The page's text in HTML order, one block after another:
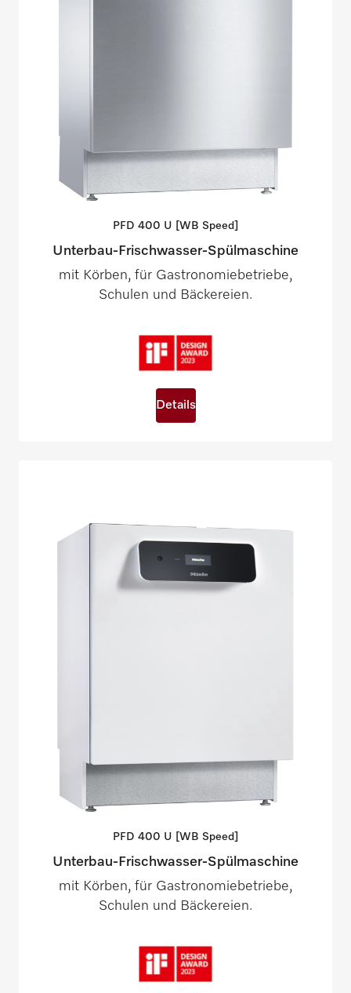
PFD 400 U [WB Speed]
Unterbau-Frischwasser-Spülmaschine
mit Körben, für Gastronomiebetriebe,
Schulen und Bäckereien.
Details
PFD 400 U [WB Speed]
Unterbau-Frischwasser-Spülmaschine
mit Körben, für Gastronomiebetriebe,
Schulen und Bäckereien.